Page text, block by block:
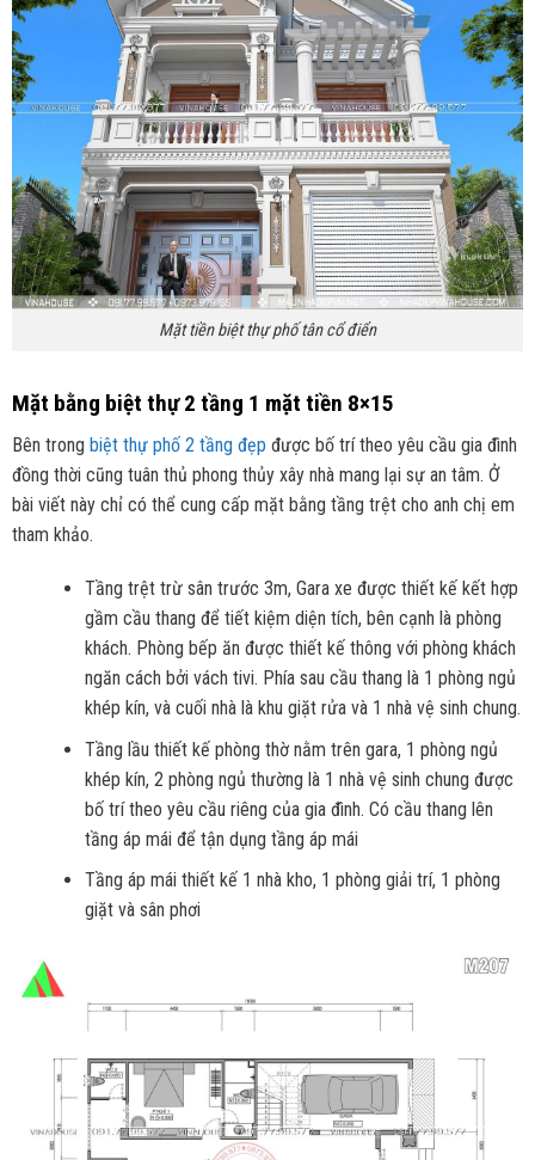
Mặt tiền biệt thự phố tân cổ điển
Mặt bằng biệt thự 2 tầng 1 mặt tiền 8×15
Bên trong biệt thự phố 2 tầng đẹp được bố trí theo yêu cầu gia đình
đồng thời cũng tuân thủ phong thủy xây nhà mang lại sự an tâm. Ở
bài viết này chỉ có thể cung cấp mặt bằng tầng trệt cho anh chị em
tham khảo.
Tầng trệt trừ sân trước 3m, Gara xe được thiết kế kết hợp
gầm cầu thang để tiết kiệm diện tích, bên cạnh là phòng
khách. Phòng bếp ăn được thiết kế thông với phòng khách
ngăn cách bởi vách tivi. Phía sau cầu thang là 1 phòng ngủ
khép kín, và cuối nhà là khu giặt rửa và 1 nhà vệ sinh chung.
Tầng lầu thiết kế phòng thờ nằm trên gara, 1 phòng ngủ
khép kín, 2 phòng ngủ thường là 1 nhà vệ sinh chung được
bố trí theo yêu cầu riêng của gia đình. Có cầu thang lên
tầng áp mái để tận dụng tầng áp mái
Tầng áp mái thiết kế 1 nhà kho, 1 phòng giải trí, 1 phòng
giặt và sân phơi